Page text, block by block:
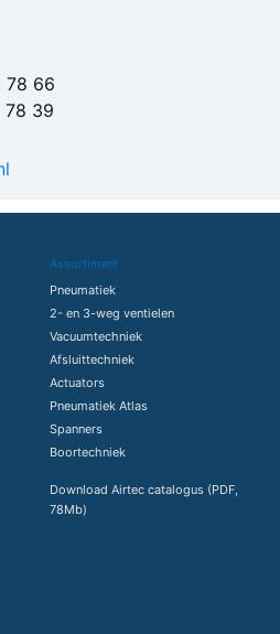
78 66
78 39
Assortiment
Pneumatiek
2- en 3-weg ventielen
Vacuumtechniek
Afsluittechniek
Actuators
Pneumatiek Atlas
Spanners
Boortechniek
Download Airtec catalogus (PDF,
78Mb)